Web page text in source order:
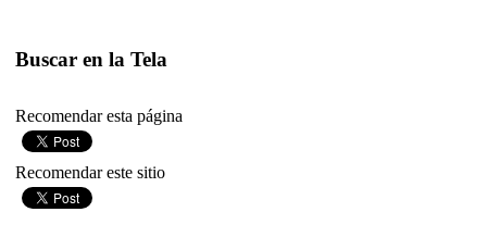
Buscar en la Tela
Recomendar esta página
Recomendar este sitio